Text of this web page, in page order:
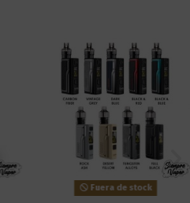
Fuera de stock